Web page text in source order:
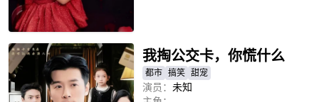
我掏公交卡，你慌什么
都市 搞笑 甜宠
演员： 未知